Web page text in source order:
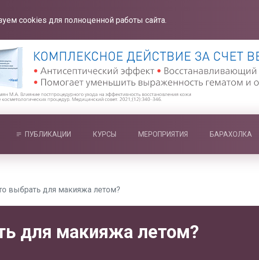
cookies для полноценной работы сайта.
ПУБЛИКАЦИИ КУРСЫ МЕРОПРИЯТИЯ БАРАХОЛКА
выбрать для макияжа летом?
для макияжа летом?